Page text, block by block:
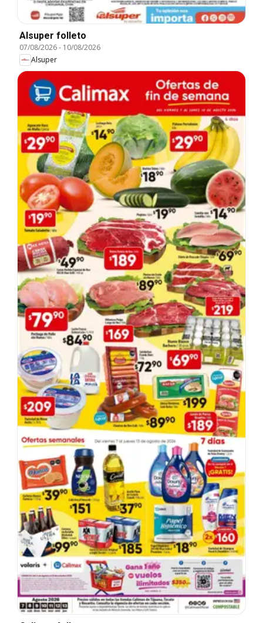
Alsuper folleto
07/08/2026- 10/08/2026
Alsuper